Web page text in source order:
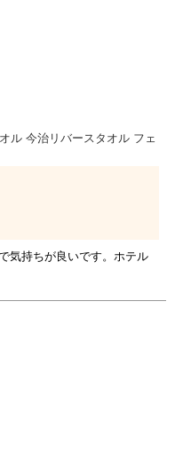
ル 今治リバースタオル フェ
気持ちが良いです。ホテル